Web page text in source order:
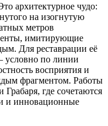
архитектурное чудо:
на изогнутую
метров
имитирующие
Для реставрации её
условно по линии
восприятия и
фрагментом. Работы
где сочетаются
и инновационные